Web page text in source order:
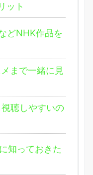
ット
どNHK作品を
まで一緒に見
聴しやすいの
知っておきた